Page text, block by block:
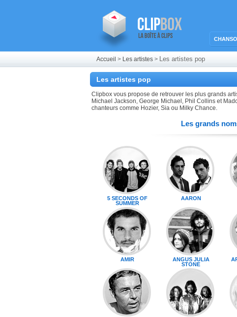
Accueil > Les artistes > Les artistes pop
Les artistes pop
Clipbox vous propose de retrouver les plus grands
Michael Jackson, George Michael, Phil Collins et
chanteurs comme Hozier, Sia ou Milky Chance.
Les grands
5 SECONDS OF
SUMMER
AARON
AMIR
ANGUS JULIA
STONE